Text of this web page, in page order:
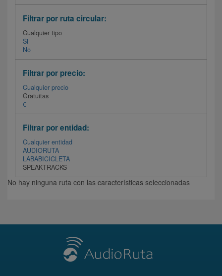
Filtrar por ruta circular:
Cualquier tipo
Si
No
Filtrar por precio:
Cualquier precio
Gratuitas
€
Filtrar por entidad:
Cualquier entidad
AUDIORUTA
LABABICICLETA
SPEAKTRACKS
No hay ninguna ruta con las características seleccionadas